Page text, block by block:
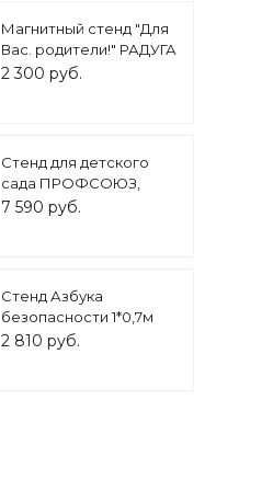
Магнитный стенд "Для
Вас. родители!" РАДУГА
1*0,5м арт.МГ677
2 300 руб.
Стенд для детского
сада ПРОФСОЮЗ,
ОХРАНА ТРУДА 3
7 590 руб.
Стенд Азбука
безопасности 1*0,7м
арт. 3289
2 810 руб.